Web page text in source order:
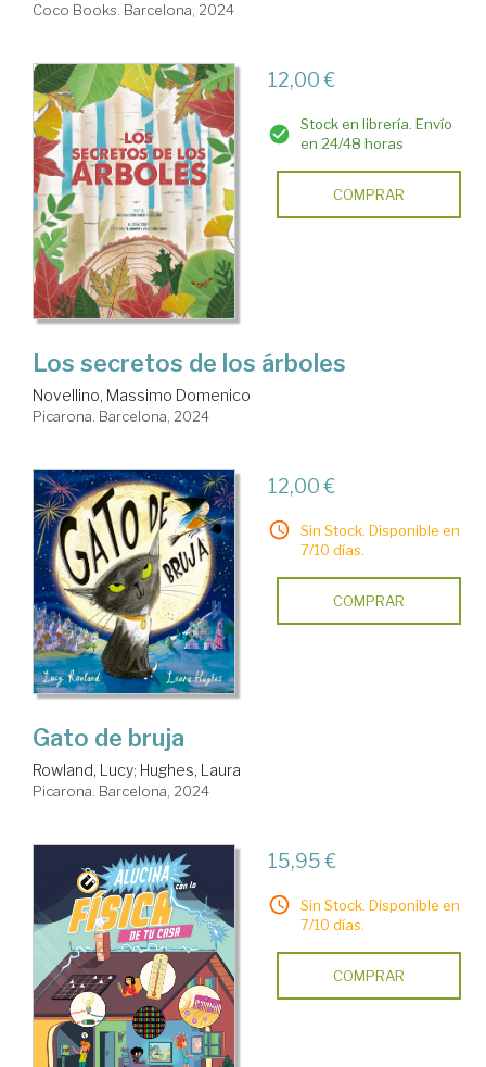
Coco Books. Barcelona, 2024
12,00 €
Stock en librería. Envío
en 24/48 horas
COMPRAR
Los secretos de los árboles
Novellino, Massimo Domenico
Picarona. Barcelona, 2024
12,00 €
Sin Stock. Disponible en
7/10 días.
COMPRAR
Gato de bruja
Rowland, Lucy; Hughes, Laura
Picarona. Barcelona, 2024
15,95 €
Sin Stock. Disponible en
7/10 días.
COMPRAR